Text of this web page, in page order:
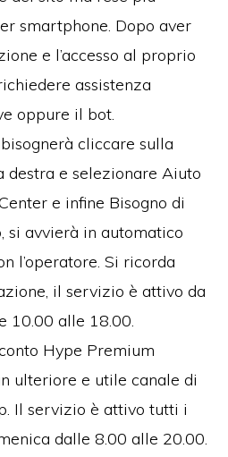
smartphone. Dopo aver
e l’accesso al proprio
assistenza
oppure il bot.
cliccare sulla
destra e selezionare Aiuto
e infine Bisogno di
si avvierà in automatico
l’operatore. Si ricorda
il servizio è attivo da
10.00 alle 18.00.
Hype Premium
ulteriore e utile canale di
Il servizio è attivo tutti i
dalle 8.00 alle 20.00.